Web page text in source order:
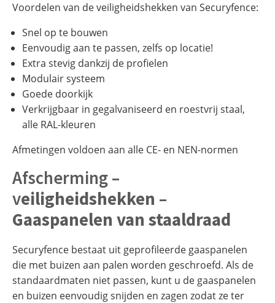
Voordelen van de veiligheidshekken van Securyfence:
Snel op te bouwen
Eenvoudig aan te passen, zelfs op locatie!
Extra stevig dankzij de profielen
Modulair systeem
Goede doorkijk
Verkrijgbaar in gegalvaniseerd en roestvrij staal,
alle RAL-kleuren
Afmetingen voldoen aan alle CE- en NEN-normen
Afscherming –
veiligheidshekken –
Gaaspanelen van staaldraad
Securyfence bestaat uit geprofileerde gaaspanelen
die met buizen aan palen worden geschroefd. Als de
standaardmaten niet passen, kunt u de gaaspanelen
en buizen eenvoudig snijden en zagen zodat ze ter